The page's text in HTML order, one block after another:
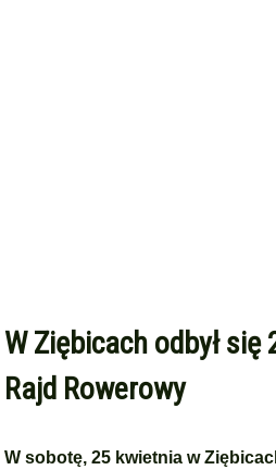
W Ziębicach odbył się
Rajd Rowerowy
W sobotę, 25 kwietnia w